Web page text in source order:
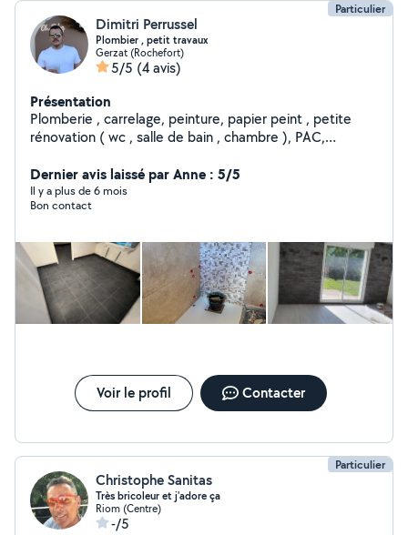
Particulier
Dimitri Perrussel
Plombier , petit travaux
Gerzat (Rochefort)
5/5 (4 avis)
Présentation
Plomberie , carrelage, peinture, papier peint , petite
rénovation ( wc , salle de bain , chambre ), PAC,
Dernier avis laissé par Anne : 5/5
Il y a plus de 6 mois
Bon contact
Voir le profil Contacter
Particulier
Christophe Sanitas
Très bricoleur et j'adore ça
Riom (Centre)
-/5